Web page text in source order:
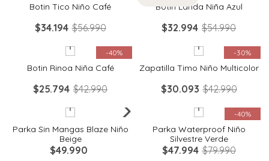
Botin Tico Niño Café
$34.194 $56.990
Botin Landa Niña Azul
$32.994 $54.990
-40%
Quickview
Botin Rinoa Niña Café
$25.794 $42.990
-30%
Quickview
Zapatilla Timo Niño Multicolor
$30.093 $42.990
Quickview
Parka Sin Mangas Blaze Niño
Beige
$49.990
-40%
Quickview
Parka Waterproof Niño
Silvestre Verde
$47.994 $79.990